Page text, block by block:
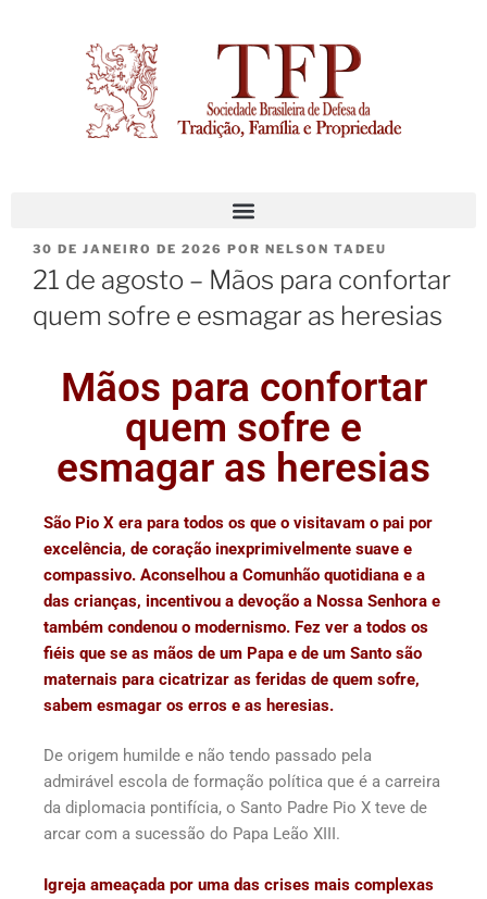
30 DE JANEIRO DE 2026 POR NELSON TADEU
21 de agosto – Mãos para confortar
quem sofre e esmagar as heresias
Mãos para confortar
quem sofre e
esmagar as heresias
São Pio X era para todos os que o visitavam o pai por
excelência, de coração inexprimivelmente suave e
compassivo. Aconselhou a Comunhão quotidiana e a
das crianças, incentivou a devoção a Nossa Senhora e
também condenou o modernismo. Fez ver a todos os
fiéis que se as mãos de um Papa e de um Santo são
maternais para cicatrizar as feridas de quem sofre,
sabem esmagar os erros e as heresias.
De origem humilde e não tendo passado pela
admirável escola de formação política que é a carreira
da diplomacia pontifícia, o Santo Padre Pio X teve de
arcar com a sucessão do Papa Leão XIII.
Igreja ameaçada por uma das crises mais complexas